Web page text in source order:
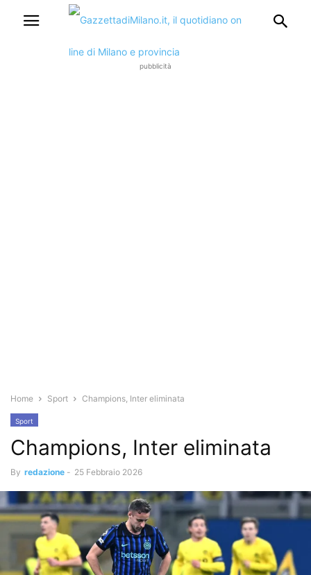
pubblicità
Home Sport Champions, Inter eliminata
Sport
Champions, Inter eliminata
By redazione - 25 Febbraio 2026